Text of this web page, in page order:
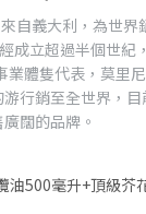
自義大利，為世界
成立超過半個世紀
體隻代表，莫里
行銷至全世界，
闊的品牌。
油500毫升+頂級芥